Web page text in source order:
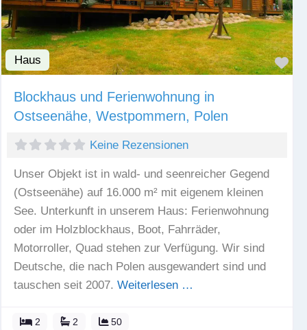
Haus
Blockhaus und Ferienwohnung in
Ostseenähe, Westpommern, Polen
Keine Rezensionen
Unser Objekt ist in wald- und seenreicher Gegend
(Ostseenähe) auf 16.000 m² mit eigenem kleinen
See. Unterkunft in unserem Haus: Ferienwohnung
oder im Holzblockhaus, Boot, Fahrräder,
Motorroller, Quad stehen zur Verfügung. Wir sind
Deutsche, die nach Polen ausgewandert sind und
tauschen seit 2007. Weiterlesen …
2 2 50